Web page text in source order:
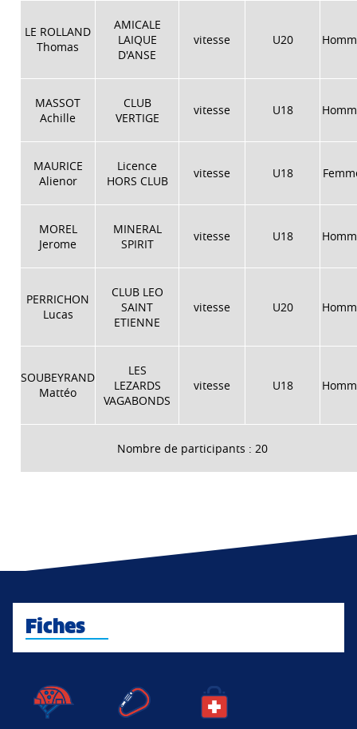
LE ROLLAND
Thomas
AMICALE
LAIQUE
D'ANSE
vitesse U20
MASSOT
Achille
CLUB
VERTIGE
vitesse U18
MAURICE
Alienor
Licence
HORS CLUB
vitesse U18
MOREL
Jerome
MINERAL
SPIRIT
vitesse U18
PERRICHON
Lucas
CLUB LEO
SAINT
ETIENNE
vitesse U20
SOUBEYRAND
Mattéo
LES
LEZARDS
VAGABONDS
vitesse U18
Nombre de participants : 20
Fiches